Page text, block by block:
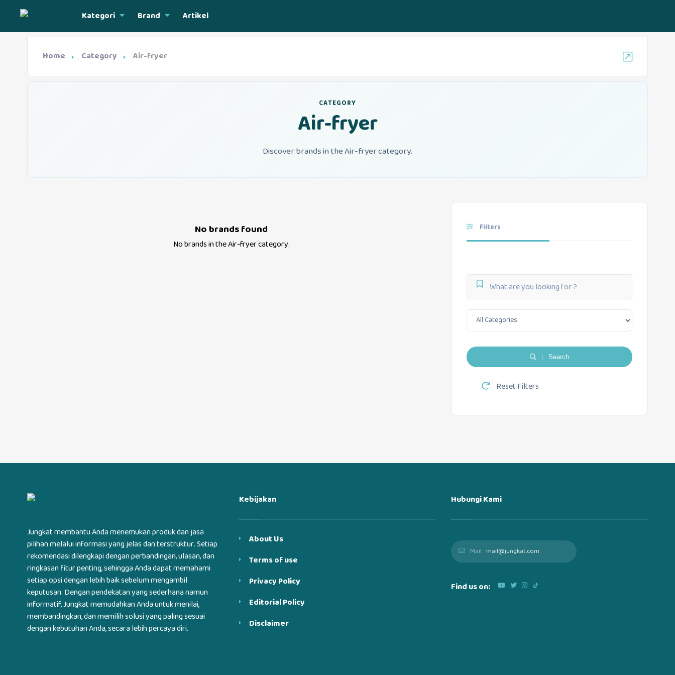
Kategori Brand Artikel
Home Category Air-fryer
CATEGORY
Air-fryer
Discover brands in the Air-fryer category.
Filters
Search
Reset Filters
No brands found
No brands in theAir-fryercategory.
Jungkat membantu Anda menemukan produk dan jasa
pilihan melalui informasi yang jelas dan terstruktur. Setiap
rekomendasi dilengkapi dengan perbandingan, ulasan, dan
ringkasan fitur penting, sehingga Anda dapat memahami
setiap opsi dengan lebih baik sebelum mengambil
keputusan. Dengan pendekatan yang sederhana namun
informatif, Jungkat memudahkan Anda untuk menilai,
membandingkan, dan memilih solusi yang paling sesuai
dengan kebutuhan Anda, secara lebih percaya diri.
Kebijakan
About Us
Terms of use
Privacy Policy
Editorial Policy
Disclaimer
Hubungi Kami
Mail :mail@jungkat.com
Find us on: